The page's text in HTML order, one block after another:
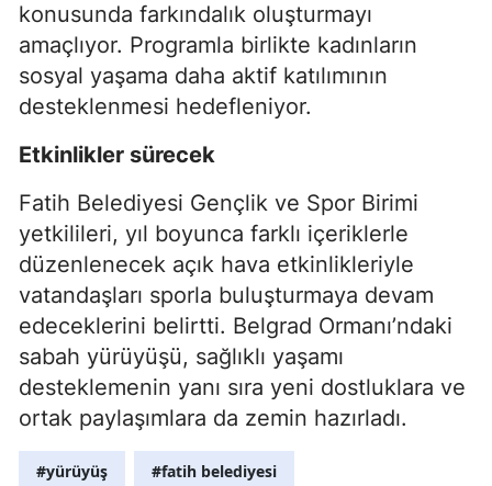
konusunda farkındalık oluşturmayı
amaçlıyor. Programla birlikte kadınların
sosyal yaşama daha aktif katılımının
desteklenmesi hedefleniyor.
Etkinlikler sürecek
Fatih Belediyesi Gençlik ve Spor Birimi
yetkilileri, yıl boyunca farklı içeriklerle
düzenlenecek açık hava etkinlikleriyle
vatandaşları sporla buluşturmaya devam
edeceklerini belirtti. Belgrad Ormanı’ndaki
sabah yürüyüşü, sağlıklı yaşamı
desteklemenin yanı sıra yeni dostluklara ve
ortak paylaşımlara da zemin hazırladı.
#yürüyüş #fatih belediyesi